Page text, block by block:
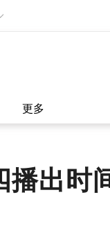
更多
播出时